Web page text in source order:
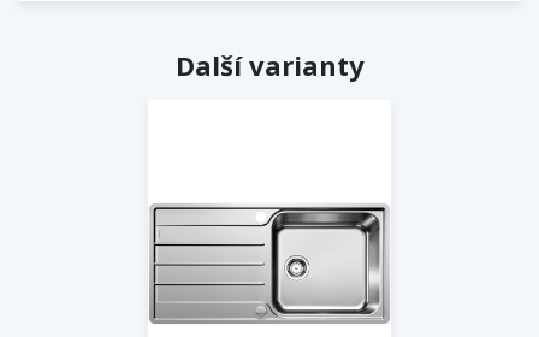
Další varianty